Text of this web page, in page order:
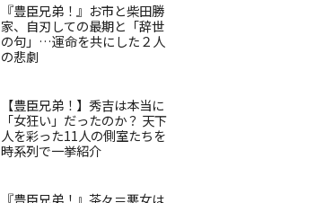
『豊臣兄弟！』お市と柴田勝
家、自刃しての最期と「辞世
の句」…運命を共にした２人
の悲劇
【豊臣兄弟！】秀吉は本当に
「女狂い」だったのか？ 天下
人を彩った11人の側室たちを
時系列で一挙紹介
『豊臣兄弟！』茶々＝悪女は